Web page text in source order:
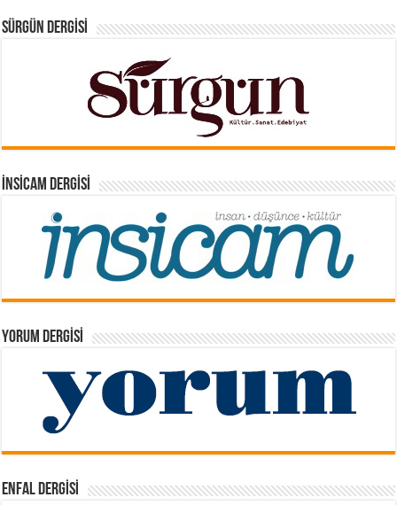
SÜRGÜN DERGISI
İNSICAM DERGISI
YORUM DERGISI
ENFAL DERGISI